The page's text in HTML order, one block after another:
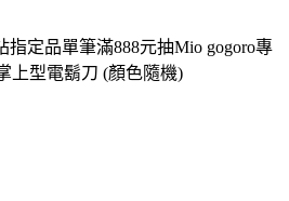
指定品單筆滿888元抽Mio gogoro專
上型電鬍刀 (顏色隨機)